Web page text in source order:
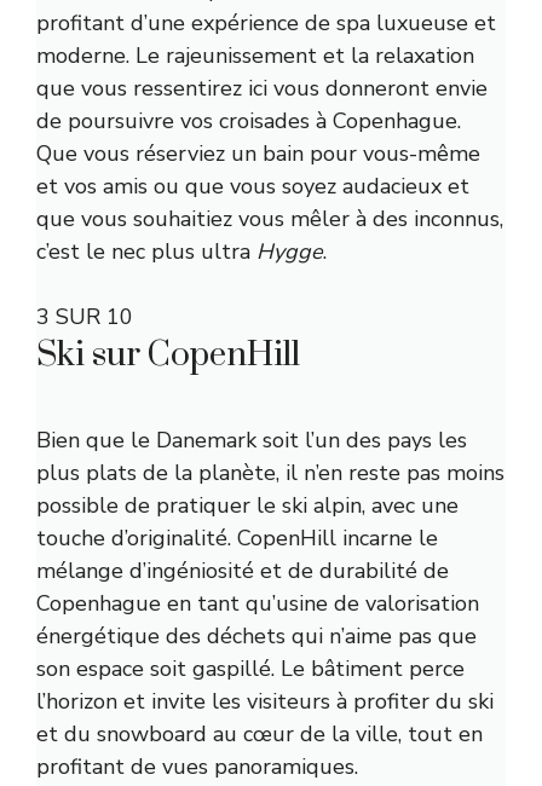
profitant d’une expérience de spa luxueuse et
moderne. Le rajeunissement et la relaxation
que vous ressentirez ici vous donneront envie
de poursuivre vos croisades à Copenhague.
Que vous réserviez un bain pour vous-même
et vos amis ou que vous soyez audacieux et
que vous souhaitiez vous mêler à des inconnus,
c’est le nec plus ultra Hygge.
3 SUR 10
Ski sur CopenHill
Bien que le Danemark soit l’un des pays les
plus plats de la planète, il n’en reste pas moins
possible de pratiquer le ski alpin, avec une
touche d’originalité. CopenHill incarne le
mélange d’ingéniosité et de durabilité de
Copenhague en tant qu’usine de valorisation
énergétique des déchets qui n’aime pas que
son espace soit gaspillé. Le bâtiment perce
l’horizon et invite les visiteurs à profiter du ski
et du snowboard au cœur de la ville, tout en
profitant de vues panoramiques.